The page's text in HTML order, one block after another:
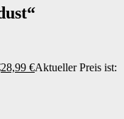
28,99 €Aktueller Preis ist: